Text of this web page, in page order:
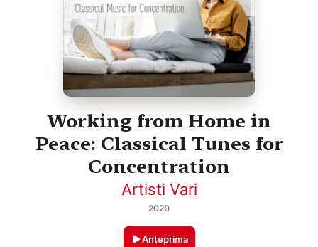
Working from Home in
Peace: Classical Tunes for
Concentration
Artisti Vari
2020
Anteprima